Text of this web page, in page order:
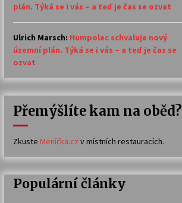
plán. Týká se i vás – a teď je čas se ozvat
Ulrich Marsch: Humpolec schvaluje nový
územní plán. Týká se i vás – a teď je čas se
ozvat
Přemýšlíte kam na oběd?
Zkuste Meníčka.cz v místních restauracích.
Populární články